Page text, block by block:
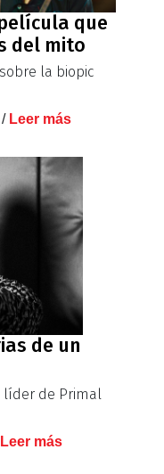
que
del mito
la biopic
/ Leer más
de un
líder de Primal
Leer más